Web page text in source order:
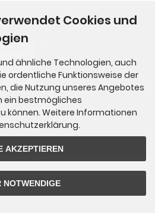
in Ihrem Kundenkonto abbestellt werden.
Cookies und
ähnliche Technologien, auch
ordentliche Funktionsweise der
die Nutzung unseres Angebotes
ein bestmögliches
können. Weitere Informationen
AKZEPTIEREN
NOTWENDIGE